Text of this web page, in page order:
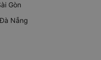
Gòn
Nẵng